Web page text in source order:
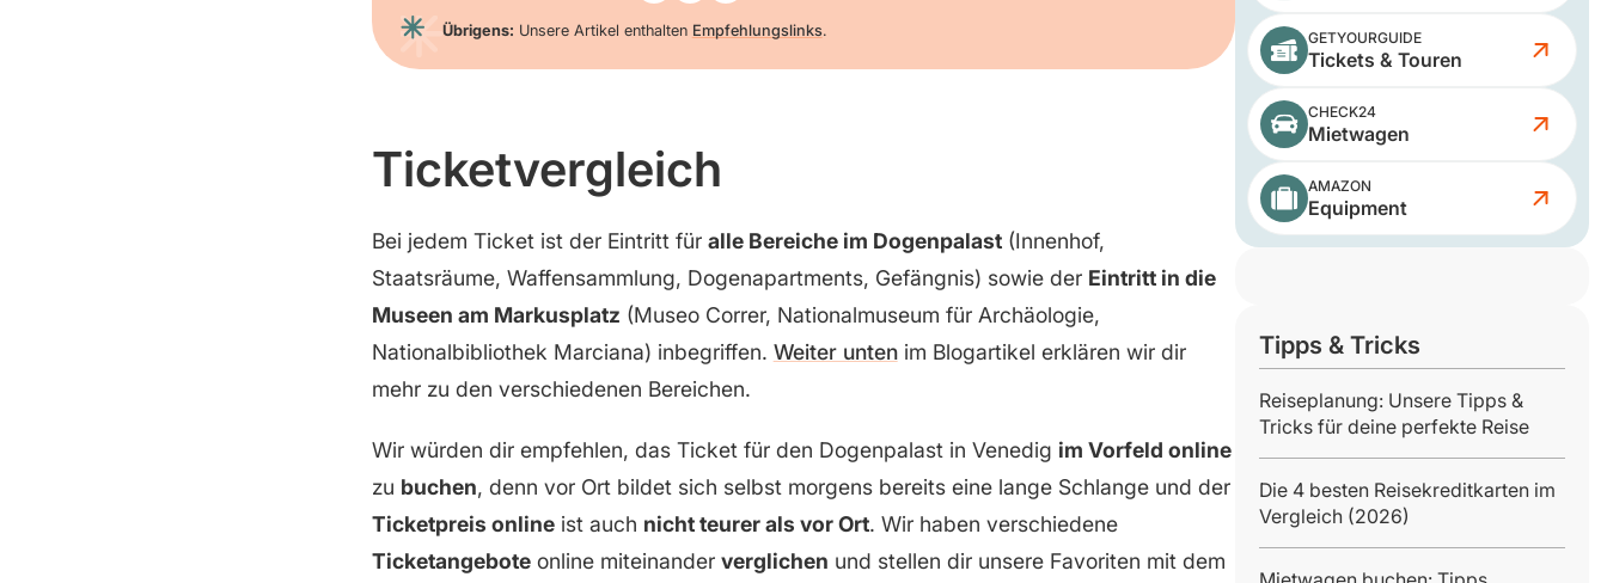
Übrigens: Unsere Artikel enthalten Empfehlungslinks.
Ticketvergleich
Bei jedem Ticket ist der Eintritt für alle Bereiche im Dogenpalast(Innenhof,
Staatsräume, Waffensammlung, Dogenapartments, Gefängnis) sowie der Eintritt in die
Museen am Markusplatz (Museo Correr, Nationalmuseum für Archäologie,
Nationalbibliothek Marciana) inbegriffen. Weiter untenim Blogartikel erklären wir dir
mehr zu den verschiedenen Bereichen.
Wir würden dir empfehlen, das Ticket für den Dogenpalast in Venedig im Vorfeld online
zu buchen, denn vor Ort bildet sich selbst morgens bereits eine lange Schlange und der
Ticketpreis onlineist auch nicht teurer als vor Ort. Wir haben verschiedene
Ticketangeboteonline miteinander verglichen und stellen dir unsere Favoriten mit dem
GETYOURGUIDE
Tickets & Touren
CHECK24
Mietwagen
AMAZON
Equipment
Tipps & Tricks
Reiseplanung: Unsere Tipps &
Tricks für deine perfekte Reise
Die 4 besten Reisekreditkarten im
Vergleich (2026)